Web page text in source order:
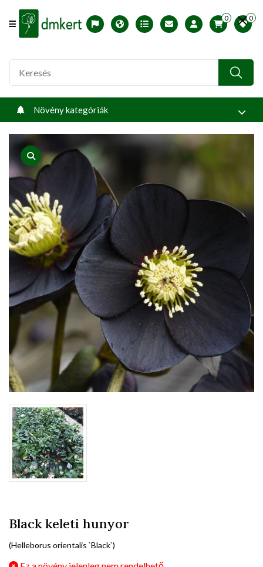
Offcanvas Menu Open
English version
Télállósági zónák
Nyomtatható ABC árjegyzék
Profilom
0 0
Növény kategóriák
product view
Black keleti hunyor
(Helleborus orientalis `Black`)